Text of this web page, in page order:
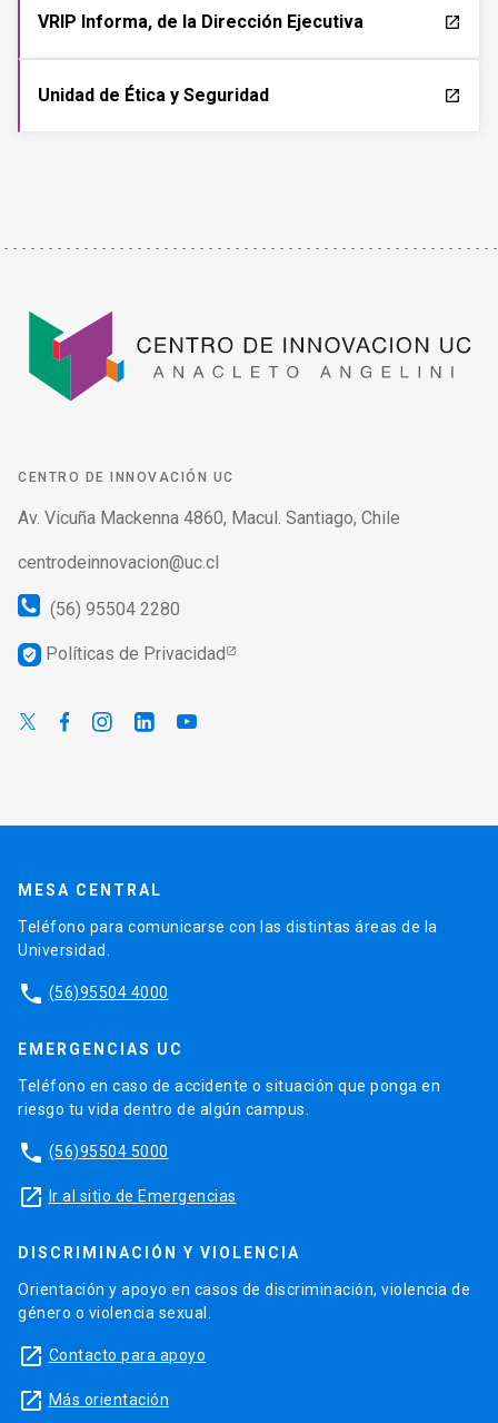
VRIP Informa, de la Dirección Ejecutiva launch
Unidad de Ética y Seguridad launch
CENTRO DE INNOVACIÓN UC
Av. Vicuña Mackenna 4860, Macul. Santiago, Chile
centrodeinnovacion@uc.cl
(56) 95504 2280
verified_user Políticas de Privacidad
MESA CENTRAL
Teléfono para comunicarse con las distintas áreas de la
Universidad.
phone (56)95504 4000
EMERGENCIAS UC
Teléfono en caso de accidente o situación que ponga en
riesgo tu vida dentro de algún campus.
phone (56)95504 5000
launch Ir al sitio de Emergencias
DISCRIMINACIÓN Y VIOLENCIA
Orientación y apoyo en casos de discriminación, violencia de
género o violencia sexual.
launch Contacto para apoyo
launch Más orientación